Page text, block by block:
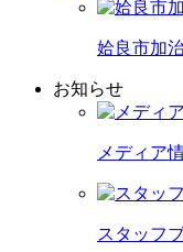
姶良市加
お知らせ
メディア
スタッフ